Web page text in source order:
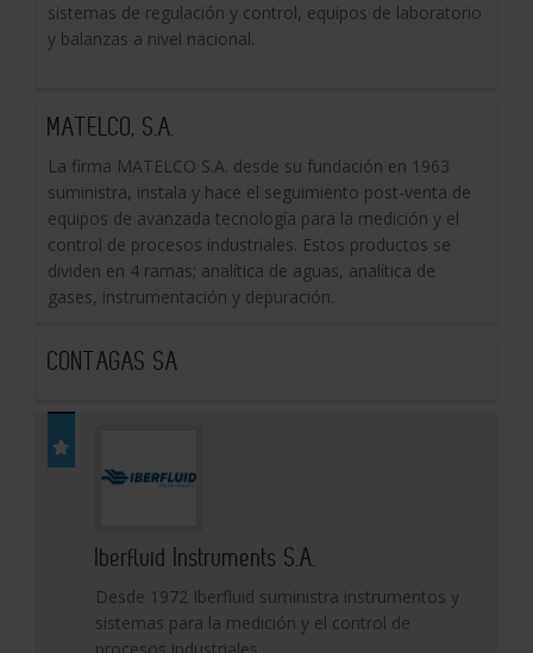
sistemas de regulación y control, equipos de laboratorio
y balanzas a nivel nacional.
MATELCO, S.A.
La firma MATELCO S.A. desde su fundación en 1963
suministra, instala y hace el seguimiento post-venta de
equipos de avanzada tecnología para la medición y el
control de procesos industriales. Estos productos se
dividen en 4 ramas; analítica de aguas, analítica de
gases, instrumentación y depuración.
CONTAGAS SA
Iberfluid Instruments S.A.
Desde 1972 Iberfluid suministra instrumentos y
sistemas para la medición y el control de